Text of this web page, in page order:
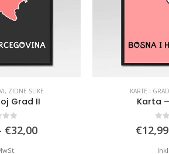
, ZIDNE SLIKE
Grad II
€32,00Price
KARTE I
Karta
€12,99